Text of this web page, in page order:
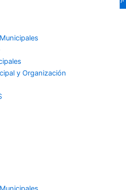
y Organización